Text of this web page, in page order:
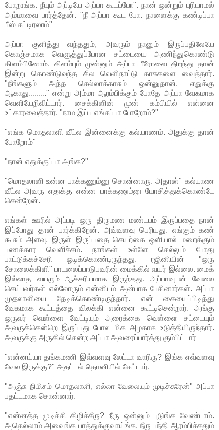
போறாங்க. நீயும் அப்டியே அப்பா கூடப்போ". நான் ஒன்றும் புரியாமல்
அம்மாவை பார்த்தேன். "நீ அப்பா கூட போ. நாளைக்கு கண்டிப்பா
பீஸ் கட்டிரலாம்"
அப்பா குளித்து வந்ததும், அவரும் நானும் இருப்பதிலேயே
கொஞ்சமாக வெளுத்துப்போன சட்டையை அணிந்துகொண்டு
கிளம்பினோம். கிளம்பும் முன்னும் அப்பா பீரோவை திறந்து தான்
இன்று கொண்டுவந்த சில வெளிநாட்டு காசுகளை வைத்தார்.
"நீங்களும் அந்த செல்லாக்காசும் ஒன்னுதான். எதுக்கு
ஆகாது........." என்று அம்மா ஆரம்பிக்கும் போதே அப்பா வேகமாக
வெளியேறிவிட்டார். சைக்கிளின் முன் கம்பியில் என்னை
உட்காரவைத்தார். "நாம இப்ப எங்கப்பா போறோம்?"
"எங்க மொதலாளி வீட்ல இன்னைக்கு கல்யாணம். அதுக்கு தான்
போறோம்"
"நான் எதுக்குப்பா அங்க?"
"மொதலாளி உன்ன பாக்கணும்னு சொன்னாரு. அதான்" கல்யாண
வீட்ல அவரு எதுக்கு என்ன பாக்கணும்னு யோசித்துக்கொண்டே
சென்றேன்.
எங்கள் ஊரில் அப்படி ஒரு திருமண மண்டபம் இருப்பதை நான்
இப்போது தான் பார்க்கிறேன். அவ்வளவு பெரியது. எங்கும் கண்
கூசும் அளவு, இருள் இருப்பதை செயற்கை ஒளியால் மறைக்கும்
பணக்கார வெளிச்சம். நாங்கள் உள்ளே செல்லும் போது
பாட்டுக்கச்சேரி ஓடிக்கொண்டிருந்தது. ரஜினியின் "ஒரு
சோலைக்கிளி" பாடலைப்பாடுபவரின் மைக்கில் வயர் இல்லை. மைக்
இல்லாத வயரும் ஆச்சரியமாக இருந்தது. அப்பாவுடன் வேலை
செய்பவர்கள் எல்லோரும் என்னிடம் அன்பாக பேசினார்கள். அப்பா
முதலாளியை தேடிக்கொண்டிருந்தார். என் கையைப்பிடித்து
வேகமாக கூட்டத்தை விலக்கி என்னை கூட்டிசென்றார். அங்கு
ஒருவர் வெள்ளை வேட்டியும் அரைக்கை வெள்ளை சட்டையும்
அவருக்கென்றெ இருப்பது போல மிக அழகாக உடுத்தியிருந்தார்.
அவருக்கு அருகில் சென்ற அப்பா அவரைப்பார்த்து கும்பிட்டார்.
"என்னய்யா தங்கமணி இவ்வளவு லேட்டா வாரிரு? இங்க எவ்வளவு
வேல இருக்கு?" அதட்டல் தொனியில் கேட்டார்.
"அஞ்சு நிமிசம் மொதலாளி, எல்லா வேலையும் முடிச்சுரேன்" அப்பா
பதட்டமாக சொன்னார்.
"என்னத்த முடிச்சி கிழிச்சீரு? நீரு ஒன்னும் புடுங்க வேண்டாம்.
அதெல்லாம் அவைங்க பாத்துக்குவாய்ங்க. நீரு பந்தி ஆரம்பிச்சதும்